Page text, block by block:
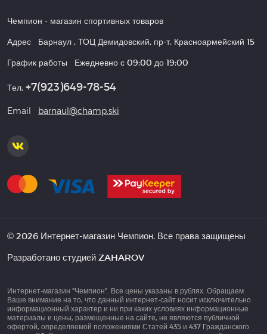
Чемпион - магазин спортивных товаров
Адрес Барнаул , ТОЦ Демидовский, пр-т. Красноармейский 15
График работы Ежедневно с 09:00 до 19:00
Тел. +7(923)649-78-54
Email barnaul@champ.ski
© 2026 Интернет-магазин Чемпион. Все права защищены
Разработано студией ZAHAROV
Интернет-магазин "Чемпион". Все цены указаны в рублях. Обращаем
Ваше внимание на то, что данный интернет-сайт носит исключительно
информационный характер и ни при каких условиях информационные
материалы и цены, размещенные на сайте, не являются публичной
офертой, определяемой положениями Статей 435 и 437 Гражданского